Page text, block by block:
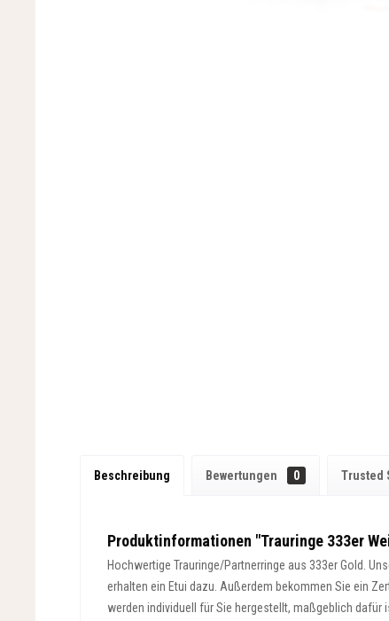
Beschreibung Bewertungen 0 Trusted
Produktinformationen "Trauringe 333er
Hochwertige Trauringe/Partnerringe aus 333er Gold.
erhalten ein Etui dazu. Außerdem bekommen Sie ein
werden individuell für Sie hergestellt, maßgeblich dafür